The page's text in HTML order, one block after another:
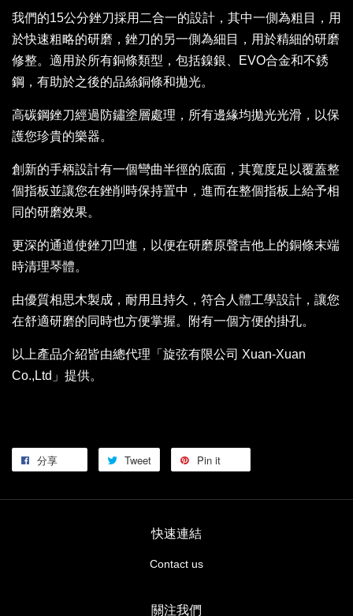
我們的15公分銼刀採用二合一的設計，其中一側為粗目，用
於快速粗略的研磨，銼刀的另一側為細目，用於精細的研磨
修整。適用於所有銅條類型，包括鎳銀、EVO合金和不銹
鋼，有助於之後的品絲銅條和拋光。
高碳鋼銼刀經過防鏽塗層處理，所有邊緣均拋光光滑，以保
護您珍貴的樂器。
創新的手柄設計有一個彎曲半徑的底面，其寬度足以覆蓋整
個指板並讓您在銼削時保持置中，進而在整個指板上給予相
同的研磨效果。
更深的通道使銼刀凹進，以便在研磨原聲吉他上的銅條末端
時清理琴體。
由優質相思木製成，耐用且持久，符合人體工學設計，讓您
在舒適研磨的同時也方便掌握。附有一個方便的掛孔。
以上產品介紹皆由總代理「旋弦有限公司 Xuan-Xuan
Co.,Ltd」提供。
分享 Tweet Pin it
快速連結
Contact us
關注我們